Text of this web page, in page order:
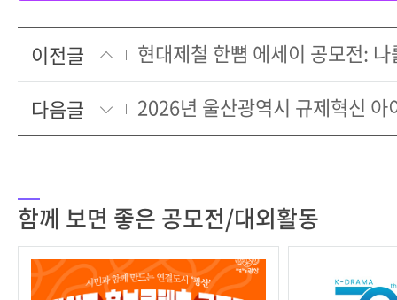
이전글
다음글
2026년 울산광역시 규제혁신 아
함께 보면 좋은 공모전/대외활동